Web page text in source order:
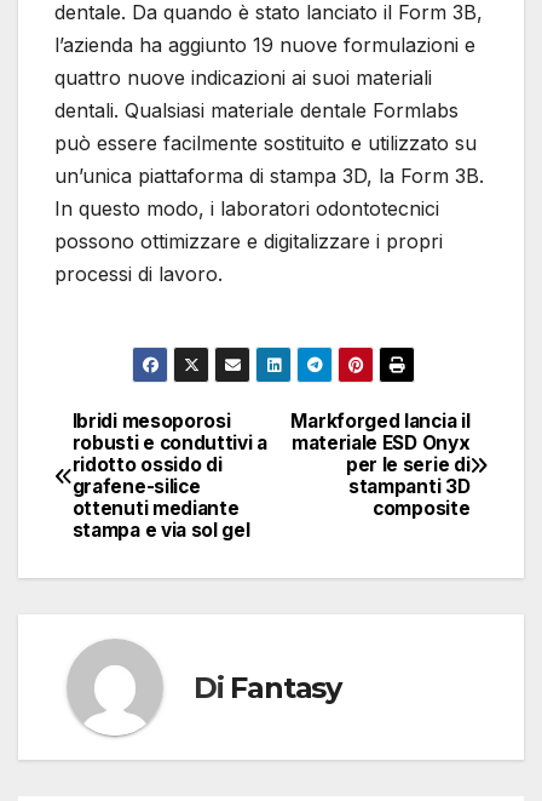
dentale. Da quando è stato lanciato il Form 3B,
l’azienda ha aggiunto 19 nuove formulazioni e
quattro nuove indicazioni ai suoi materiali
dentali. Qualsiasi materiale dentale Formlabs
può essere facilmente sostituito e utilizzato su
un’unica piattaforma di stampa 3D, la Form 3B.
In questo modo, i laboratori odontotecnici
possono ottimizzare e digitalizzare i propri
processi di lavoro.
Navigazione
articoli
Markforged lancia il
materiale ESD Onyx
per le serie di
stampanti 3D
composite
Ibridi mesoporosi
robusti e conduttivi a
ridotto ossido di
grafene-silice
ottenuti mediante
stampa e via sol gel
Di Fantasy